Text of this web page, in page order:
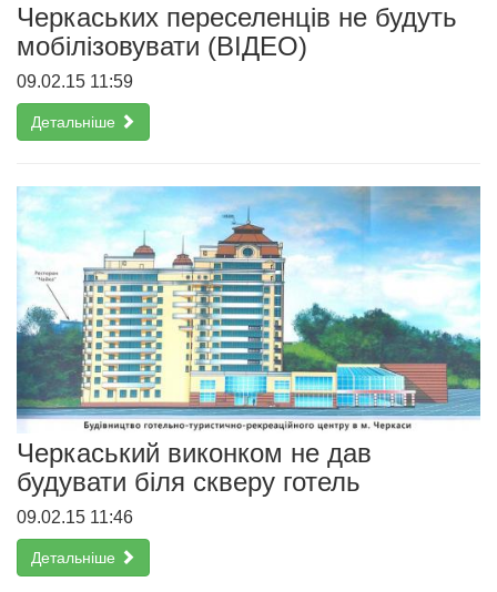
Черкаських переселенців не будуть
мобілізовувати (ВІДЕО)
09.02.15 11:59
Детальніше
Черкаський виконком не дав
будувати біля скверу готель
09.02.15 11:46
Детальніше